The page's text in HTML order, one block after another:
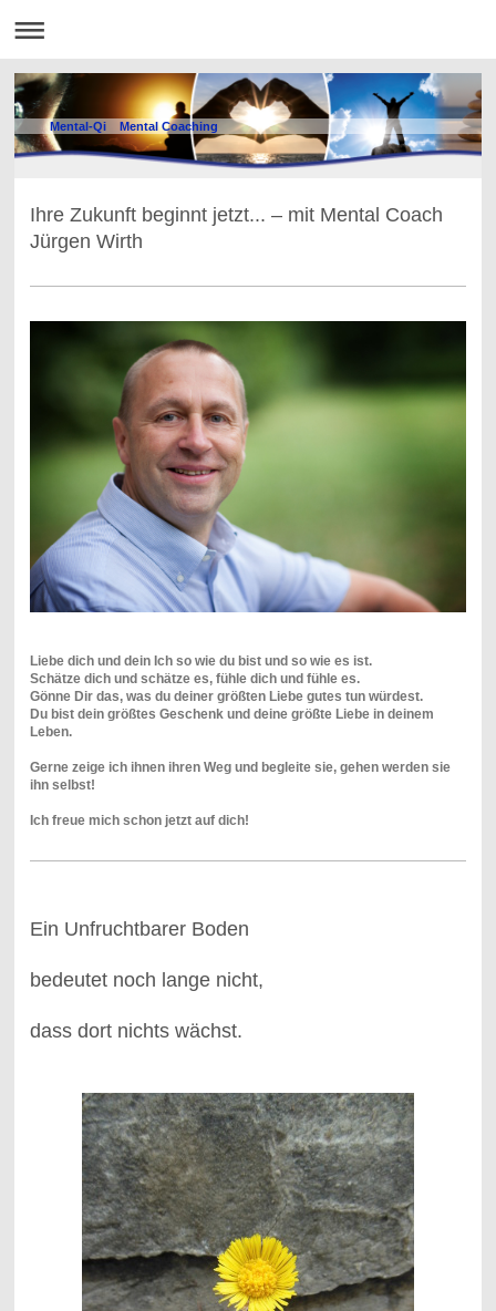
Mental-Qi Mental Coaching
Ihre Zukunft beginnt jetzt... – mit Mental Coach
Jürgen Wirth
Liebe dich und dein Ich so wie du bist und so wie es ist.
Schätze dich und schätze es, fühle dich und fühle es.
Gönne Dir das, was du deiner größten Liebe gutes tun würdest.
Du bist dein größtes Geschenk und deine größte Liebe in deinem
Leben.
Gerne zeige ich ihnen ihren Weg und begleite sie, gehen werden sie
ihn selbst!
Ich freue mich schon jetzt auf dich!
Ein Unfruchtbarer Boden
bedeutet noch lange nicht,
dass dort nichts wächst.